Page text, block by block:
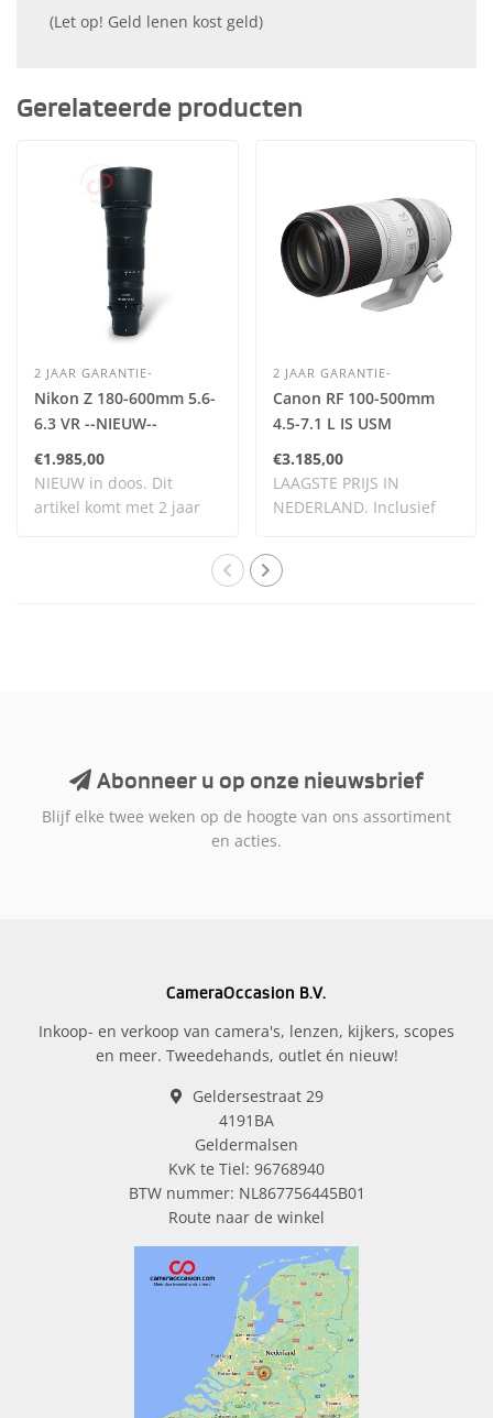
(Let op! Geld lenen kost geld)
Gerelateerde producten
2 JAAR GARANTIE-
Nikon Z 180-600mm 5.6-
6.3 VR --NIEUW--
€1.985,00
NIEUW in doos. Dit
artikel komt met 2 jaar
2 JAAR GARANTIE-
Canon RF 100-500mm
4.5-7.1 L IS USM
**NIEUW**
€3.185,00
LAAGSTE PRIJS IN
NEDERLAND. Inclusief
Abonneer u op onze nieuwsbrief
Blijf elke twee weken op de hoogte van ons assortiment
en acties.
CameraOccasion B.V.
Inkoop- en verkoop van camera's, lenzen, kijkers, scopes
en meer. Tweedehands, outlet én nieuw!
Geldersestraat 29
4191BA
Geldermalsen
KvK te Tiel: 96768940
BTW nummer: NL867756445B01
Route naar de winkel